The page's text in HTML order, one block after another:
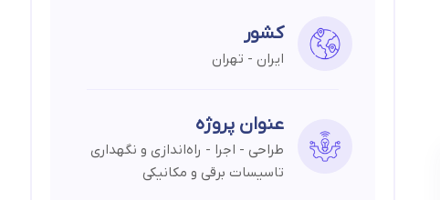
کشور
ایران - تهران
عنوان پروژه
طراحی - اجرا - راه‌اندازی و نگهداری
تاسیسات برقی و مکانیکی